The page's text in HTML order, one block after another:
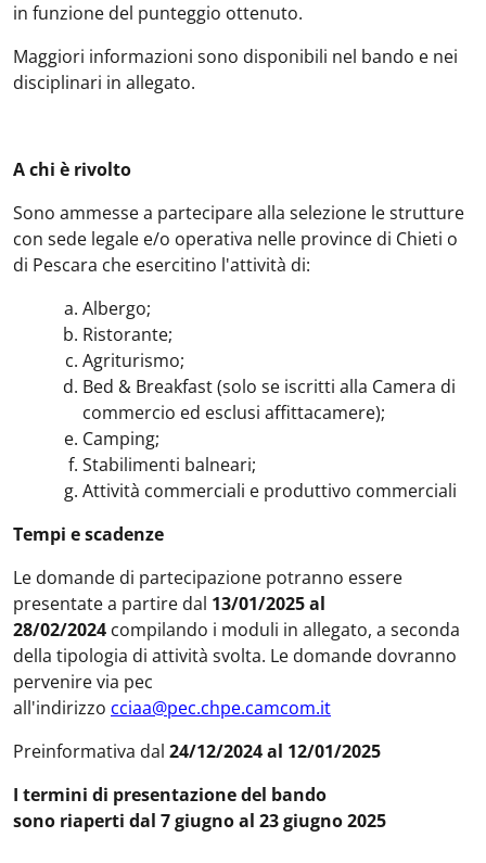
in funzione del punteggio ottenuto.
Maggiori informazioni sono disponibili nel bando e nei
disciplinari in allegato.
A chi è rivolto
Sono ammesse a partecipare alla selezione le strutture
con sede legale e/o operativa nelle province di Chieti o
di Pescara che esercitino l'attività di:
Albergo;
Ristorante;
Agriturismo;
Bed & Breakfast (solo se iscritti alla Camera di
commercio ed esclusi affittacamere);
Camping;
Stabilimenti balneari;
Attività commerciali e produttivo commerciali
Tempi e scadenze
Le domande di partecipazione potranno essere
presentate a partire dal 13/01/2025 al
28/02/2024 compilando i moduli in allegato, a seconda
della tipologia di attività svolta. Le domande dovranno
pervenire via pec
all'indirizzo cciaa@pec.chpe.camcom.it
Preinformativa dal 24/12/2024 al 12/01/2025
I termini di presentazione del bando
sono riaperti dal 7 giugno al 23 giugno 2025